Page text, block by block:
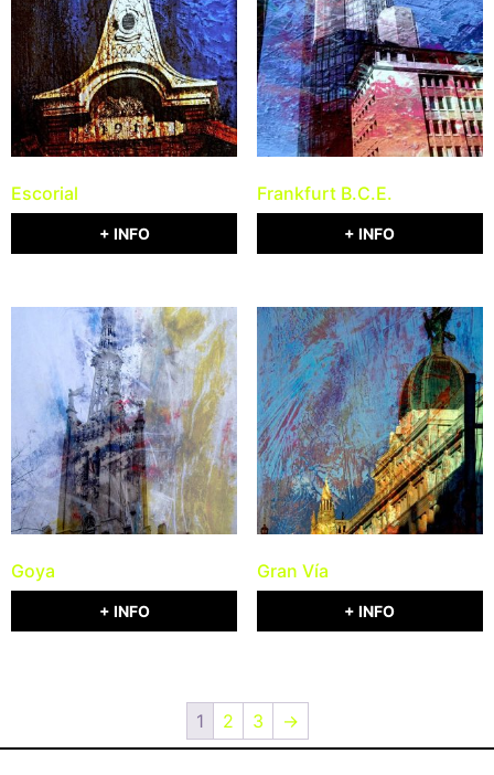
Escorial
+ INFO
Frankfurt B.C.E.
+ INFO
Goya
+ INFO
Gran Vía
+ INFO
1 2 3 →